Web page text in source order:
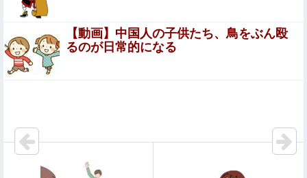
曲披露に裏住民歓喜ｗｗｗ他
【衝撃】浜辺美波さん、『コレ』が苦手なタイプだっ
た！？←お世話してあげたい弱男が大量沸きしてしま
うw w w w w w w w w
中国「大豪雨！」三峡ダム「基礎部分破損」中国「全力放
ｗｗｗｗｗｗｗ
【画像】滋賀の可愛すぎる学生さん、甲子園で発見される
【動画】中国人の子供たち、鳥をぶん殴
るのが日常的になる